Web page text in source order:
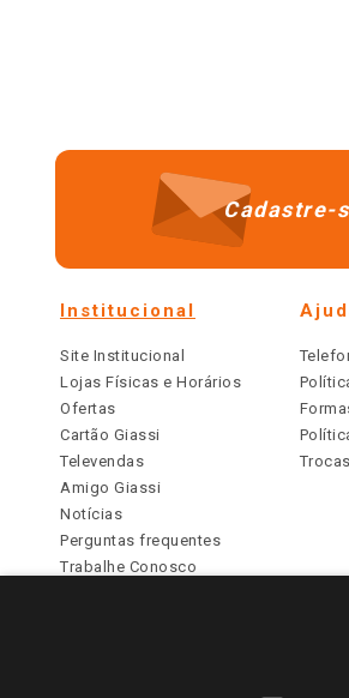
Cadastre-
Institucional
Site Institucional
Lojas Físicas e Horários
Ofertas
Cartão Giassi
Televendas
Amigo Giassi
Notícias
Perguntas frequentes
Trabalhe Conosco
PARA VER OS
TODOS OS PREÇOS E